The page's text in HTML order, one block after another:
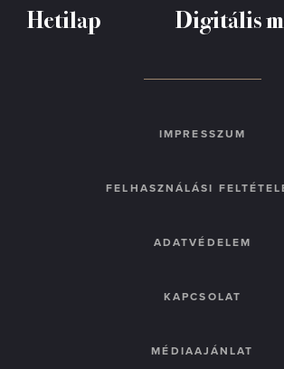
Hetilap Digitális
IMPRESSZUM
FELHASZNÁLÁSI
ADATVÉDELEM
KAPCSOLAT
MÉDIAAJÁNLAT